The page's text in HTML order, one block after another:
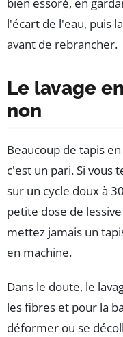
bien essoré, en
l'écart de l'eau, puis
avant de rebrancher.
Le lavage
non
Beaucoup de tapis
c'est un pari. Si vous
sur un cycle doux à
petite dose de
mettez jamais un
en machine.
Dans le doute, le
les fibres et pour la
déformer ou se